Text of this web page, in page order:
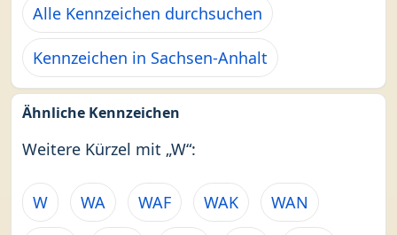
Alle Kennzeichen durchsuchen
Kennzeichen in Sachsen-Anhalt
Ähnliche Kennzeichen
Weitere Kürzel mit „W“:
W WA WAF WAK WAN